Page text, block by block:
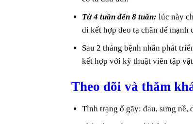
Từ 4 tuần đến 8 tuần: lúc này
đi kết hợp đeo tạ chân để mạnh
Sau 2 tháng bệnh nhân phát
kết hợp với kỹ thuật viên tập
Theo dõi và thăm
Tình trạng ổ gãy: đau, sưng